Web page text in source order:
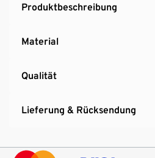
Produktbeschreibung
Material
Qualität
Lieferung & Rücksendung